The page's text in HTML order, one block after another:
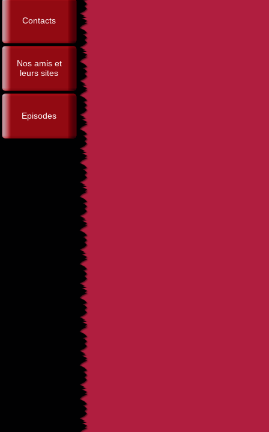
Contacts
Nos amis et
leurs sites
Episodes